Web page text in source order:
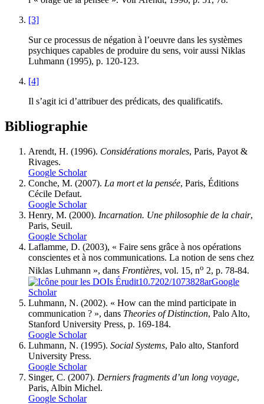
[3]
Sur ce processus de négation à l’oeuvre dans les systèmes
psychiques capables de produire du sens, voir aussi Niklas
Luhmann (1995), p. 120-123.
[4]
Il s’agit ici d’attribuer des prédicats, des qualificatifs.
Bibliographie
Arendt, H. (1996). Considérations morales, Paris, Payot &
Rivages.
Google Scholar
Conche, M. (2007). La mort et la pensée, Paris, Éditions
Cécile Defaut.
Google Scholar
Henry, M. (2000). Incarnation. Une philosophie de la chair,
Paris, Seuil.
Google Scholar
Laflamme, D. (2003), « Faire sens grâce à nos opérations
conscientes et à nos communications. La notion de sens chez
Niklas Luhmann », dans Frontières, vol. 15, no 2, p. 78-84.
10.7202/1073828arGoogle
Scholar
Luhmann, N. (2002). « How can the mind participate in
communication ? », dans Theories of Distinction, Palo Alto,
Stanford University Press, p. 169-184.
Google Scholar
Luhmann, N. (1995). Social Systems, Palo alto, Stanford
University Press.
Google Scholar
Singer, C. (2007). Derniers fragments d’un long voyage,
Paris, Albin Michel.
Google Scholar